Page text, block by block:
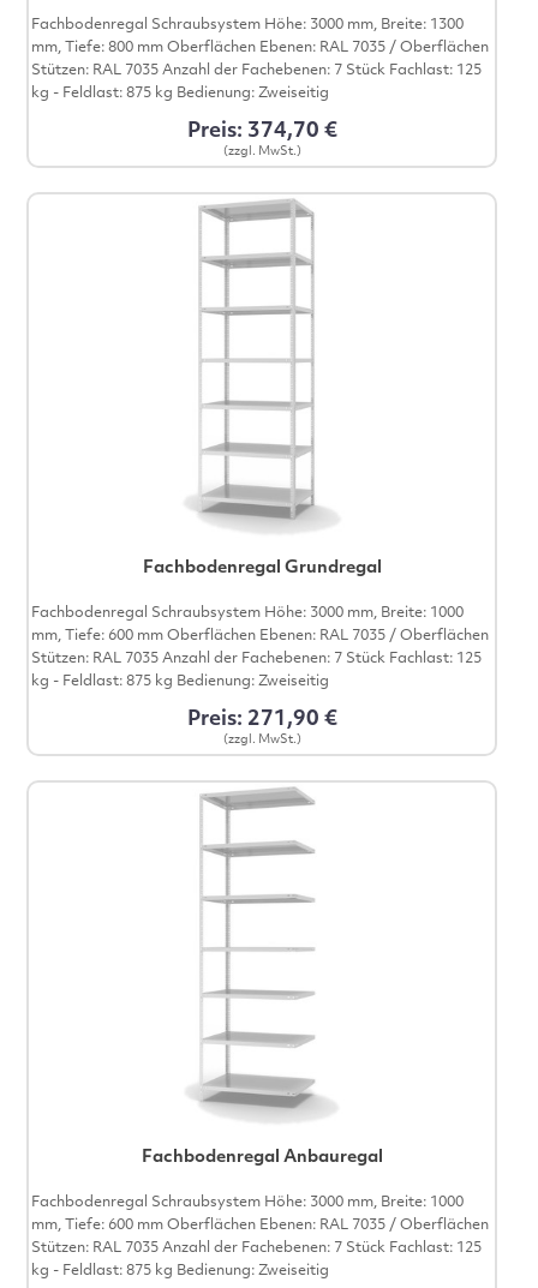
Fachbodenregal Schraubsystem Höhe: 3000 mm, Breite: 1300
mm, Tiefe: 800 mm Oberflächen Ebenen: RAL 7035 / Oberflächen
Stützen: RAL 7035 Anzahl der Fachebenen: 7 Stück Fachlast: 125
kg - Feldlast: 875 kg Bedienung: Zweiseitig
Preis: 374,70 €
(zzgl. MwSt.)
Fachbodenregal Grundregal
Fachbodenregal Schraubsystem Höhe: 3000 mm, Breite: 1000
mm, Tiefe: 600 mm Oberflächen Ebenen: RAL 7035 / Oberflächen
Stützen: RAL 7035 Anzahl der Fachebenen: 7 Stück Fachlast: 125
kg - Feldlast: 875 kg Bedienung: Zweiseitig
Preis: 271,90 €
(zzgl. MwSt.)
Fachbodenregal Anbauregal
Fachbodenregal Schraubsystem Höhe: 3000 mm, Breite: 1000
mm, Tiefe: 600 mm Oberflächen Ebenen: RAL 7035 / Oberflächen
Stützen: RAL 7035 Anzahl der Fachebenen: 7 Stück Fachlast: 125
kg - Feldlast: 875 kg Bedienung: Zweiseitig